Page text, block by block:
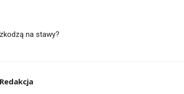
na stawy?
Redakcja